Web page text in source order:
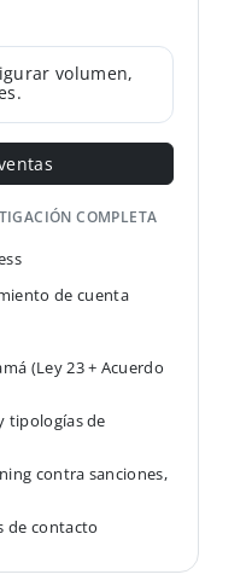
volumen,
COMPLETA
de cuenta
(Ley 23 + Acuerdo
tipologías de
contra sanciones,
de contacto